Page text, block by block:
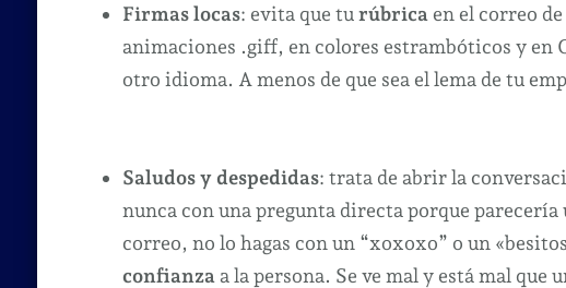
Firmas locas: evita que tu rúbrica en el correo
animaciones .giff, en colores estrambóticos y en
otro idioma. A menos de que sea el lema de tu
Saludos y despedidas: trata de abrir la
nunca con una pregunta directa porque
correo, no lo hagas con un “xoxoxo” o un
confianza a la persona. Se ve mal y está mal que